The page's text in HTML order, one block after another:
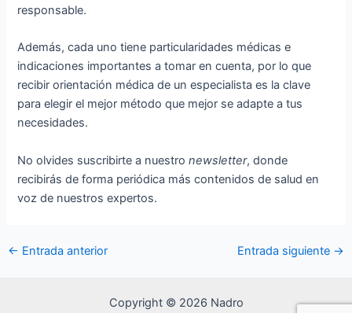
responsable.
Además, cada uno tiene particularidades médicas e
indicaciones importantes a tomar en cuenta, por lo que
recibir orientación médica de un especialista es la clave
para elegir el mejor método que mejor se adapte a tus
necesidades.
No olvides suscribirte a nuestronewsletter, donde
recibirás de forma periódica más contenidos de salud en
voz de nuestros expertos.
← Entrada anterior Entrada siguiente →
Copyright © 2026 Nadro